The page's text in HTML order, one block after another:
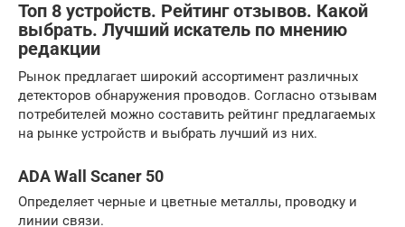
Топ 8 устройств. Рейтинг отзывов. Какой
выбрать. Лучший искатель по мнению
редакции
Рынок предлагает широкий ассортимент различных
детекторов обнаружения проводов. Согласно отзывам
потребителей можно составить рейтинг предлагаемых
на рынке устройств и выбрать лучший из них.
ADA Wall Scaner 50
Определяет черные и цветные металлы, проводку и
линии связи.